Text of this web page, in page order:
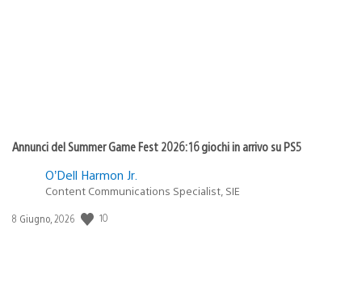
Annunci del Summer Game Fest 2026: 16 giochi in arrivo su PS5
O’Dell Harmon Jr.
Content Communications Specialist, SIE
Data
8 Giugno, 2026 10